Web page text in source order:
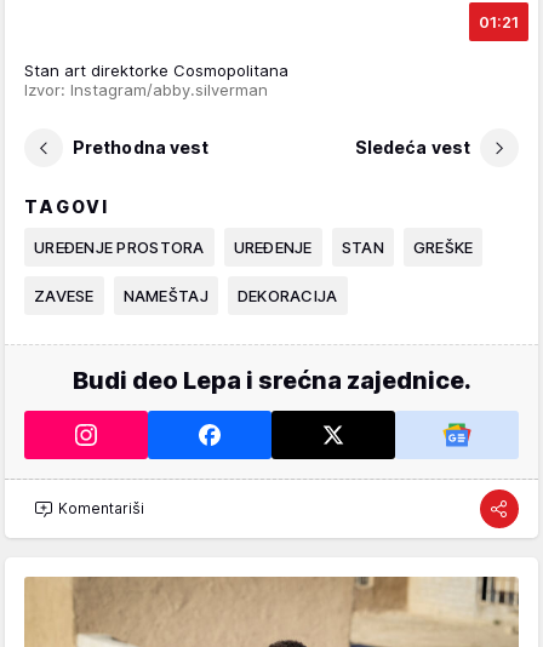
01:21
Stan art direktorke Cosmopolitana
Izvor: Instagram/abby.silverman
Prethodna vest Sledeća vest
TAGOVI
UREĐENJE PROSTORA UREĐENJE STAN GREŠKE
ZAVESE NAMEŠTAJ DEKORACIJA
Budi deo Lepa i srećna zajednice.
Komentariši